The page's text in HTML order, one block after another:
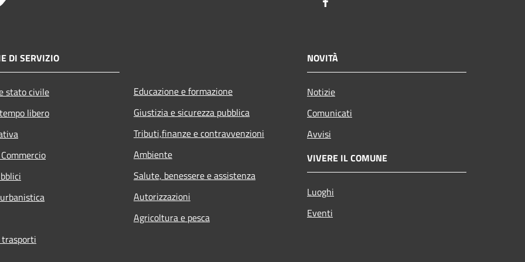
DI SERVIZIO
stato civile
libero
Educazione e formazione
Giustizia e sicurezza pubblica
Tributi,finanze e contravvenzioni
Ambiente
Salute, benessere e assistenza
Autorizzazioni
Agricoltura e pesca
NOVITÀ
Notizie
Comunicati
Avvisi
VIVERE IL COMUNE
Luoghi
Eventi